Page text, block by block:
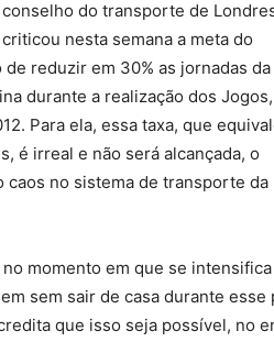
do transporte de
nesta semana a meta do
de reduzir em 30% as jornadas da
durante a realização dos Jogos,
Para ela, essa taxa, que
é irreal e não será alcançada, o
caos no sistema de transporte da
momento em que se
sem sair de casa durante
que isso seja possível, no